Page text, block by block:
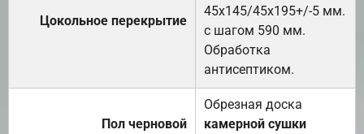
Цокольное перекрытие
45х145/45х195+/-5 мм.
с шагом 590 мм.
Обработка
антисептиком.
Пол черновой
Обрезная доска
камерной сушки